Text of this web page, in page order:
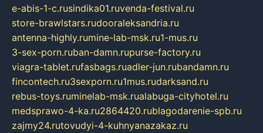
e-abis-1-c.rusindika01.ruvenda-festival.ru
store-brawlstars.rudooraleksandria.ru
antenna-highly.rumine-lab-msk.ru1-mus.ru
3-sex-porn.ruban-damn.rupurse-factory.ru
viagra-tablet.rufasbags.ruadler-jun.rubandamn.ru
fincontech.ru3sexporn.ru1mus.rudarksand.ru
rebus-toys.ruminelab-msk.rualabuga-cityhotel.ru
medsprawo-4-ka.ru2864420.rublagodarenie-spb.ru
zajmy24.rutovudyi-4-kuhnyanazakaz.ru